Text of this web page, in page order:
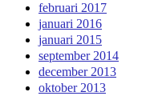
februari 2017
januari 2016
januari 2015
september 2014
december 2013
oktober 2013